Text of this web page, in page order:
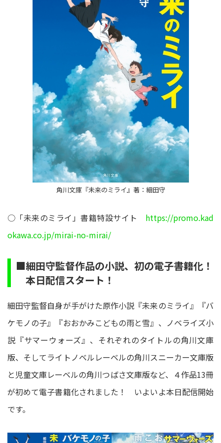
角川文庫『未来のミライ』著：細田守
○「未来のミライ」書籍特設サイト https://promo.kad
okawa.co.jp/mirai-no-mirai/
■細田守監督作品の小説、初の電子書籍化！
本日配信スタート！
細田守監督自身が手がけた原作小説『未来のミライ』『バ
ケモノの子』『おおかみこどもの雨と雪』、ノベライズ小
説『サマーウォーズ』、それぞれのタイトルの角川文庫
版、そしてライトノベルレーベルの角川スニーカー文庫版
と児童文庫レーベルの角川つばさ文庫版など、４作品13冊
が初めて電子書籍化されました！ いよいよ本日配信開始
です。